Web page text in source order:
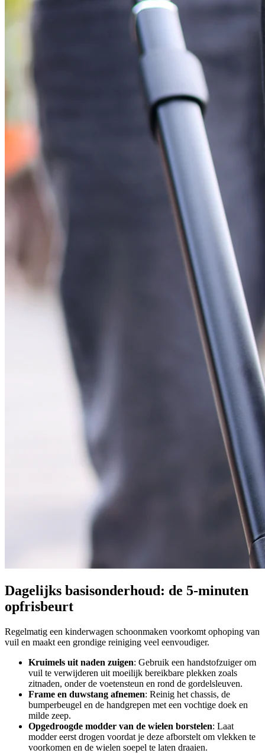
Dagelijks basisonderhoud: de 5-minuten
opfrisbeurt
Regelmatig een kinderwagen schoonmaken voorkomt ophoping van
vuil en maakt een grondige reiniging veel eenvoudiger.
Kruimels uit naden zuigen: Gebruik een handstofzuiger om
vuil te verwijderen uit moeilijk bereikbare plekken zoals
zitnaden, onder de voetensteun en rond de gordelsleuven.
Frame en duwstang afnemen: Reinig het chassis, de
bumperbeugel en de handgrepen met een vochtige doek en
milde zeep.
Opgedroogde modder van de wielen borstelen: Laat
modder eerst drogen voordat je deze afborstelt om vlekken te
voorkomen en de wielen soepel te laten draaien.